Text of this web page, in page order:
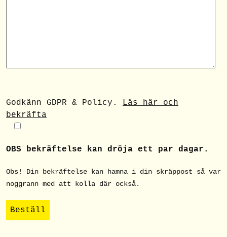
Godkänn GDPR & Policy. Läs här och
bekräfta
OBS bekräftelse kan dröja ett par dagar.
Obs! Din bekräftelse kan hamna i din skräppost så var
noggrann med att kolla där också.